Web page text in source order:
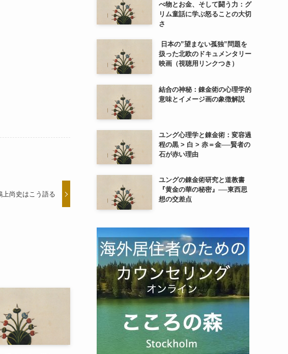
尚史はこう語る
べ物とお金、そして闘う力：グ
リム童話に学ぶ怒ることの大切
さ
日本の”望まない孤独”問題を
扱った北欧のドキュメンタリー
映画（視聴用リンクつき）
結合の神秘：錬金術の心理学的
意味とイメージ画の象徴解説
ユング心理学と錬金術：変容過
程の黒 > 白 > 赤＝金──賢者の
石が赤い理由
ユングの錬金術研究と道教書
『黄金の華の秘密』──東西思
想の交差点